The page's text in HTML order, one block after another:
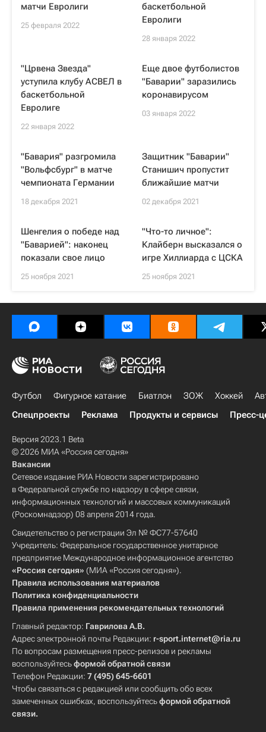
матчи Евролиги
25 февраля 2022
баскетбольной
Евролиги
28 января 2022
"Црвена Звезда"
уступила клубу АСВЕЛ в
баскетбольной
Евролиге
22 января 2022
Еще двое футболистов
"Баварии" заразились
коронавирусом
03 января 2022
"Бавария" разгромила
"Вольфсбург" в матче
чемпионата Германии
18 декабря 2021
Защитник "Баварии"
Станишич пропустит
ближайшие матчи
02 декабря 2021
Шенгелия о победе над
"Баварией": наконец
показали свое лицо
25 ноября 2021
"Что-то личное":
Клайберн высказался о
игре Хиллиарда с ЦСКА
25 ноября 2021
Футбол Фигурное катание Биатлон ЗОЖ Хоккей
Спецпроекты
Реклама Продукты и сервисы Пресс-
Версия 2023.1 Beta
© 2026 МИА «Россия сегодня»
Вакансии
Сетевое издание РИА Новости зарегистрировано
в Федеральной службе по надзору в сфере связи,
информационных технологий и массовых коммуникаций
(Роскомнадзор) 08 апреля 2014 года.
Свидетельство о регистрации Эл № ФС77-57640
Учредитель: Федеральное государственное унитарное
предприятие Международное информационное агентство
«Россия сегодня» (МИА «Россия сегодня»).
Правила использования материалов
Политика конфиденциальности
Правила применения рекомендательных технологий
Главный редактор: Гаврилова А.В.
Адрес электронной почты Редакции: r-sport.internet@ria.ru
По вопросам размещения пресс-релизов и рекламы
воспользуйтесьформой обратной связи
Телефон Редакции: 7 (495) 645-6601
Чтобы связаться с редакцией или сообщить обо всех
замеченных ошибках, воспользуйтесьформой обратной
связи.